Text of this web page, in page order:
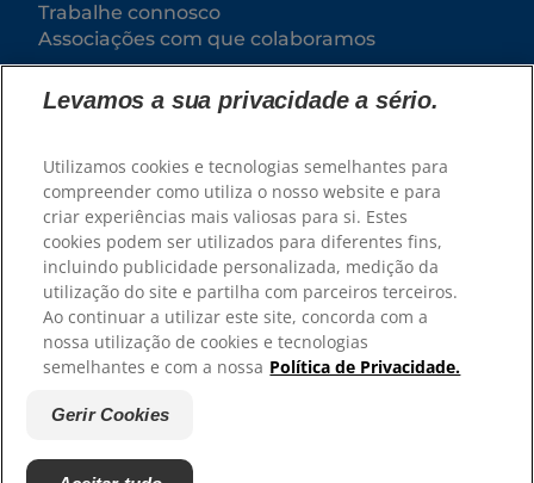
Trabalhe connosco
Associações com que colaboramos
© 2025 Hill's Pet Nutrition, Inc.
Exceto indicação específica em contrário, a
utilização do símbolo de marca comercial "™" neste
site designa as marcas comerciais que são
propriedade da Hill's Pet Nutrition, Inc. A sua
Política de privacidade
Levamos a sua privacidade a sério.
Utilizamos cookies e tecnologias semelhantes para
compreender como utiliza o nosso website e para
criar experiências mais valiosas para si. Estes
cookies podem ser utilizados para diferentes fins,
incluindo publicidade personalizada, medição da
utilização do site e partilha com parceiros terceiros.
Ao continuar a utilizar este site, concorda com a
nossa utilização de cookies e tecnologias
semelhantes e com a nossa Política de Privacidade.
Gerir Cookies